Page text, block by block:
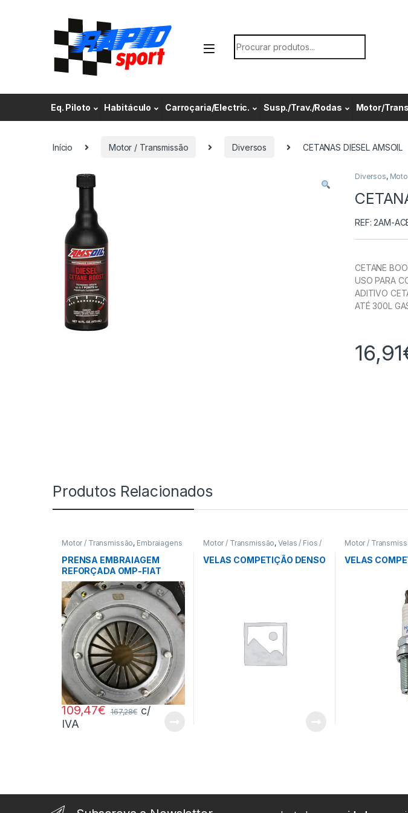
Search for:
Eq. Piloto Habitáculo Carroçaria/Electric. Susp./Trav./Rodas Motor/
Início Motor / Transmissão Diversos CETANAS DIESEL AMSOIL
Diversos,
REF: 2AM-
CETANE
USO PARA
ADITIVO
ATÉ 300L
16,91
Produtos Relacionados
Motor / Transmissão, Embraiagens
PRENSA EMBRAIAGEM
REFORÇADA OMP-FIAT
109,47€ 167,28€ c/
IVA
Motor / Transmissão,Velas / Fios /
VELAS COMPETIÇÃO DENSO
Motor /
VELAS